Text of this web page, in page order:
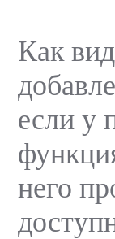
Как
если у
него